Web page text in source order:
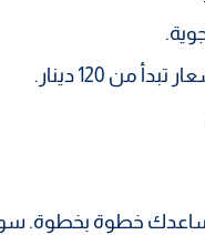
120 دينار.
خطوة بخطوة.